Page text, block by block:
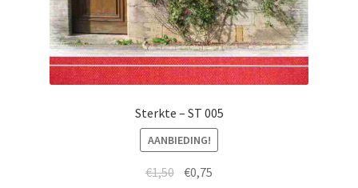
Sterkte – ST 005
AANBIEDING!
€1,50 €0,75